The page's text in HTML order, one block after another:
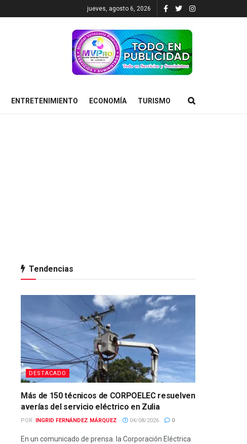
jueves, agosto 6, 2026
ENTRETENIMIENTO ECONOMÍA TURISMO
Tendencias
DESTACADO
Más de 150 técnicos de CORPOELEC resuelven
averías del servicio eléctrico en Zulia
POR: INGRID FERNÁNDEZ MÁRQUEZ 04/08/2026 0
En un comunicado de prensa. la Corporación Eléctrica